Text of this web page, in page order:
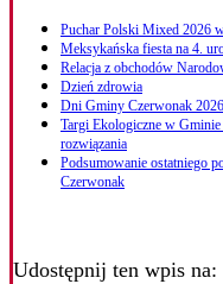
Puchar Polski Mixed 2026
Meksykańska fiesta na 4.
Relacja z obchodów
Dzień zdrowia
Dni Gminy Czerwonak
Targi Ekologiczne w
rozwiązania
Podsumowanie ostatniego
Czerwonak
Udostępnij ten wpis na: